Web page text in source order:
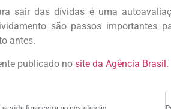
sair das dívidas é uma
são passos importantes
antes.
publicado no site da Agência Brasil.